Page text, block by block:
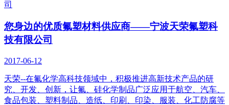
您身边的优质氟塑材料供应商——宁波天荣氟塑科
技有限公司
2017-06-12
天荣--在氟化学高科技领域中，积极推进高新技术产品的研
究、开发、创新，让氟、硅化学制品广泛应用于航空、汽车、
食品包装、塑料制品、造纸、印刷、印染、服装、化工防腐等